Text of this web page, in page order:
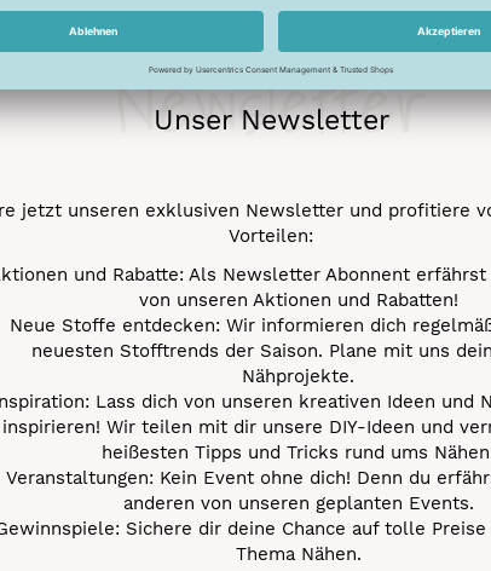
Unser Newsletter
Newsletter
jetzt unseren exklusiven Newsletter und profitiere
Vorteilen:
und Rabatte: Als Newsletter Abonnent
von unseren Aktionen und Rabatten!
Neue Stoffe entdecken: Wir informieren dich
neuesten Stofftrends der Saison. Plane mit uns
Nähprojekte.
Lass dich von unseren kreativen Ideen und
inspirieren! Wir teilen mit dir unsere DIY-Ideen und
heißesten Tipps und Tricks rund ums
Veranstaltungen: Kein Event ohne dich! Denn du
anderen von unseren geplanten Events.
Sichere dir deine Chance auf tolle
Thema Nähen.